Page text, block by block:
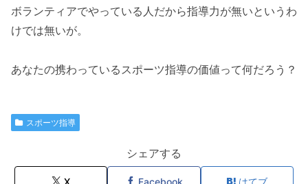
ボランティアでやっている人だから指導力が無いというわ
けでは無いが。
あなたの携わっているスポーツ指導の価値って何だろう？
スポーツ指導
シェアする
X Facebook はてブ